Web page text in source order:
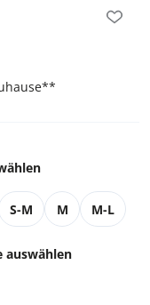
**
S-M M M-L
auswählen